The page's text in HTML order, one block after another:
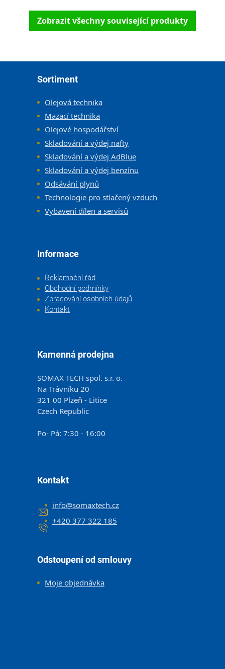
Zobrazit všechny související produkty
Sortiment
Olejová technika
Mazací technika
Olejové hospodářství
Skladování a výdej nafty
Skladování a výdej AdBlue
Skladování a výdej benzínu
Odsávání plynů
Technologie pro stlačený vzduch
Vybavení dílen a servisů
Informace
Reklamační řád
Obchodní podmínky
Zpracování osobních údajů
Kontakt
Kamenná prodejna
SOMAX TECH spol. s.r. o.
Na Trávníku 20
321 00 Plzeň - Litice
Czech Republic
Po- Pá: 7:30 - 16:00
Kontakt
info@somaxtech.cz
+420 377 322 185
Odstoupení od smlouvy
Moje objednávka